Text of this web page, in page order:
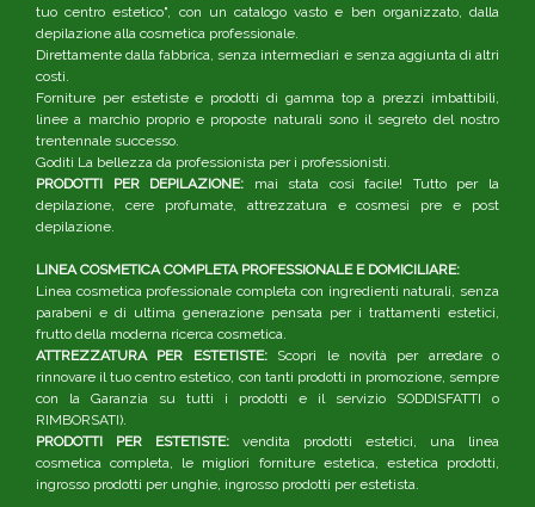
tuo centro estetico", con un catalogo vasto e ben organizzato, dalla
depilazione alla cosmetica professionale.
Direttamente dalla fabbrica, senza intermediari e senza aggiunta di altri
costi.
Forniture per estetiste e prodotti di gamma top a prezzi imbattibili,
linee a marchio proprio e proposte naturali sono il segreto del nostro
trentennale successo.
Goditi La bellezza da professionista per i professionisti.
PRODOTTI PER DEPILAZIONE: mai stata così facile! Tutto per la
depilazione, cere profumate, attrezzatura e cosmesi pre e post
depilazione.
LINEA COSMETICA COMPLETA PROFESSIONALE E DOMICILIARE:
Linea cosmetica professionale completa con ingredienti naturali, senza
parabeni e di ultima generazione pensata per i trattamenti estetici,
frutto della moderna ricerca cosmetica.
ATTREZZATURA PER ESTETISTE:Scopri le novità per arredare o
rinnovare il tuo centro estetico, con tanti prodotti in promozione, sempre
con la Garanzia su tutti i prodotti e il servizio SODDISFATTI o
RIMBORSATI).
PRODOTTI PER ESTETISTE: vendita prodotti estetici, una linea
cosmetica completa, le migliori forniture estetica, estetica prodotti,
ingrosso prodotti per unghie, ingrosso prodotti per estetista.